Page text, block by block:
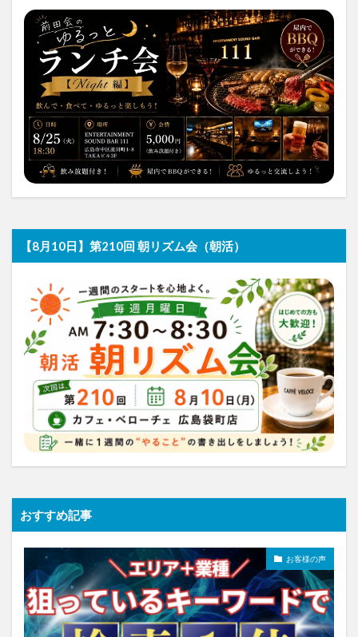
【8月10日】第210回 朝リズム会（朝活）
おすすめ記事
お客様の声